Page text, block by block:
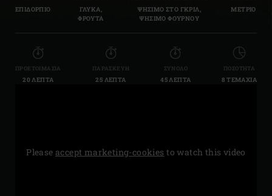
ΕΠΙΔΟΡΠΙΟ
ΓΛΥΚΑ,
ΦΡΟΥΤΑ
ΨΗΣΙΜΟ ΣΤΟ ΓΚΡΙΛ,
ΨΗΣΙΜΟ ΦΟΥΡΝΟΥ
ΜΕΤΡΙΟ
ΠΡΟΕΤΟΙΜΑΣΊΑ
20 ΛΕΠΤΆ
ΠΑΡΑΣΚΕΥΉ
25 ΛΕΠΤΆ
ΣΎΝΟΛΟ
45 ΛΕΠΤΆ
ΠΟΣΌΤΗΤΑ
8 ΤΕΜΆΧΙΑ
Pleaseaccept marketing-cookies to watch this video